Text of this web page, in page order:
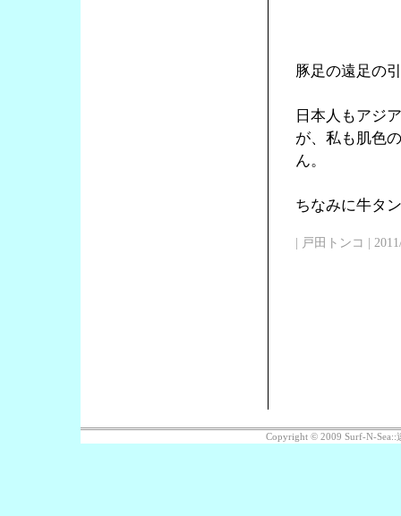
豚足の遠足の
日本人もアジ
が、私も肌色
ん。
ちなみに牛タ
| 戸田トンコ |
Copyright © 2009 Surf-N-Sea::